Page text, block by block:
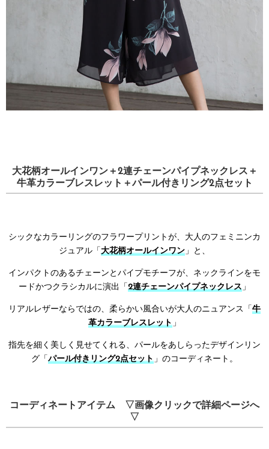
大花柄オールインワン＋2連チェーンパイプネックレス＋
牛革カラーブレスレット＋パール付きリング2点セット
シックなカラーリングのフラワープリントが、大人のフェミニンカ
ジュアル「 大花柄オールインワン」と、
インパクトのあるチェーンとパイプモチーフが、ネックラインをモ
ードかつクラシカルに演出「 2連チェーンパイプネックレス」
リアルレザーならではの、柔らかい風合いが大人のニュアンス「 牛
革カラーブレスレット」
指先を細く美しく見せてくれる、パールをあしらったデザインリン
グ「 パール付きリング2点セット」のコーディネート。
コーディネートアイテム ▽画像クリックで詳細ページへ
▽